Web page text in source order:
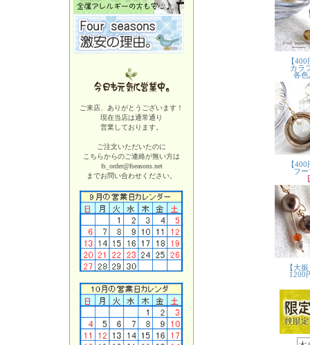
ご来店、ありがとうございます！
現在当店は通常通り
営業しております。
ご注文いただいたのに
こちらからのご連絡が無い方は
fs_order@fseasons.net
までお問い合わせください。